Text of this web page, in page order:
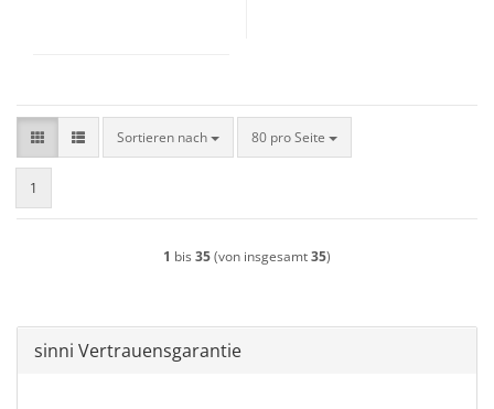
Sortieren nach
Sortieren nach 80 pro Seite
pro Seite
1
1 bis 35(von insgesamt35)
sinni Vertrauensgarantie